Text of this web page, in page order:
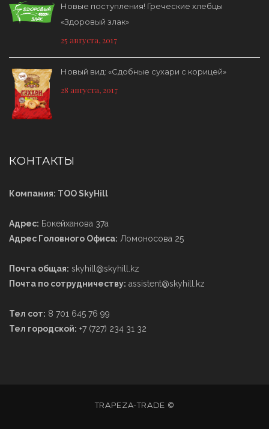
Новые поступления! Греческие хлебцы
«Здоровый злак»
25 августа, 2017
Новый вид: «Сдобные сухари с корицей»
28 августа, 2017
КОНТАКТЫ
Компания: ТОО SkyHill
Адрес: Бокейханова 37а
Адрес Головного Офиса: Ломоносова 25
Почта общая: skyhill@skyhill.kz
Почта по сотрудничеству: assistent@skyhill.kz
Тел сот: 8 701 645 76 99
Тел городской: +7 (727) 234 31 32
TRAPEZA-TRADE ©